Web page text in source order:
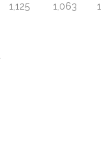
1,125 1,063